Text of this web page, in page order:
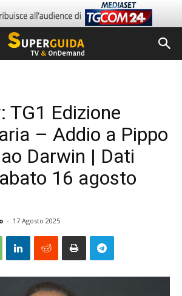
TG1 Edizione
– Addio a Pippo
Darwin | Dati
16 agosto
- 17 Agosto 2025